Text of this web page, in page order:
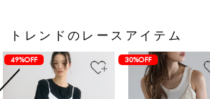
トレンドのレースアイテム
49%OFF 30%OFF